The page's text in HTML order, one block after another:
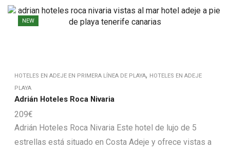
NEW
HOTELES EN ADEJE EN PRIMERA LÍNEA DE PLAYA, HOTELES EN ADEJE
PLAYA
Adrián Hoteles Roca Nivaria
209€
Adrián Hoteles Roca Nivaria Este hotel de lujo de 5
estrellas está situado en Costa Adeje y ofrece vistas a